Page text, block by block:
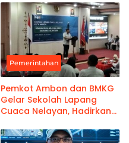
Kanwil Pemasyarakatan
Maluku
Pemerintahan
Pemkot Ambon dan BMKG
Gelar Sekolah Lapang
Cuaca Nelayan, Hadirkan